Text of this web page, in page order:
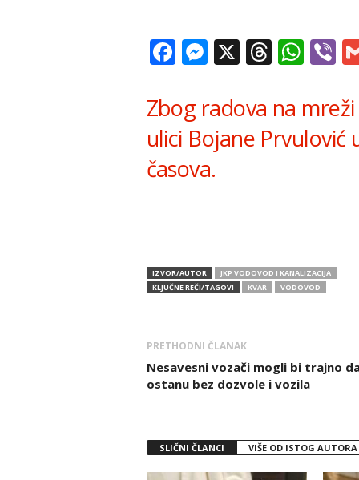
Facebook
Messenger
X
Zbog radova na
ulici Bojane Prvulović
časova.
IZVOR/AUTOR
JKP VODOVOD I KANALIZACIJA
KLJUČNE REČI/TAGOVI
KVAR VODOVOD
PRETHODNI ČLANAK
Nesavesni vozači mogli bi trajno
ostanu bez dozvole i vozila
SLIČNI ČLANCI VIŠE OD ISTOG AUTORA